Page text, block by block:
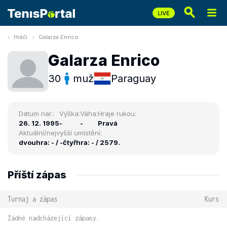
Hráči Galarza Enrico
Galarza Enrico
30 muž Paraguay
Datum nar.:
26. 12. 1995
Výška:
-
Váha:
-
Hraje rukou:
Pravá
Aktuální/nejvyšší umístění:
dvouhra: - / -čtyřhra: - / 2579.
Příští zápas
Turnaj a zápas Kurs
Žádné nadcházející zápasy.